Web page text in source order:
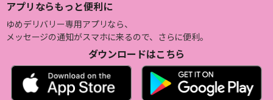
アプリならもっと便利に
ゆめデリバリー専用アプリなら、
メッセージの通知がスマホに来るので、さらに便利。
ダウンロードはこちら